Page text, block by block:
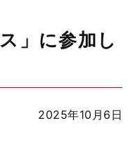
」に参加し
2025年10月6日